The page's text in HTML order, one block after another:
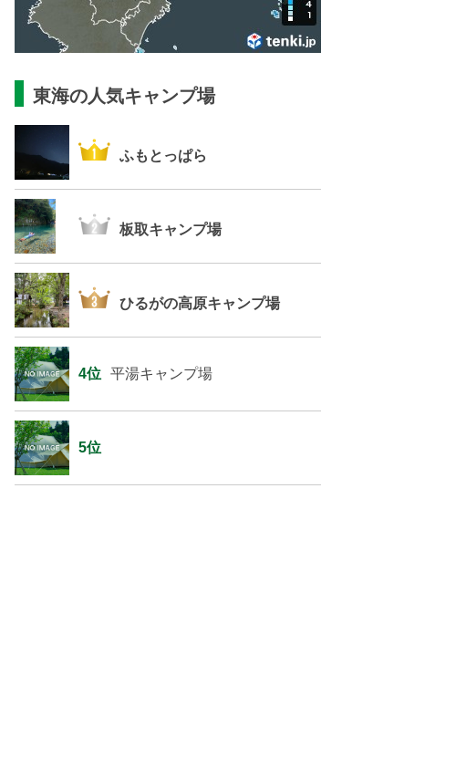
東海の人気キャンプ場
1位
ふもとっぱら
2位
板取キャンプ場
3位
ひるがの高原キャンプ場
4位 平湯キャンプ場
5位